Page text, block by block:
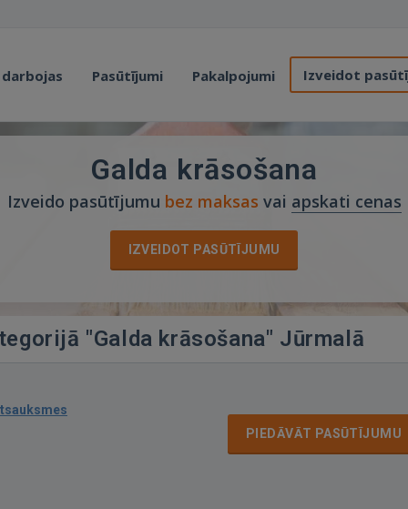
Pasūtījumi Pakalpojumi Izveidot
Galda krāsošana
Izveido pasūtījumu bez maksas vai apskati cenas
IZVEIDOT PASŪTĪJUMU
"Galda krāsošana" Jūrmalā
PIEDĀVĀT PASŪTĪJUMU